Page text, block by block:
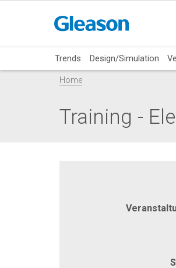
Trends Design/Simulation
Home
Training -